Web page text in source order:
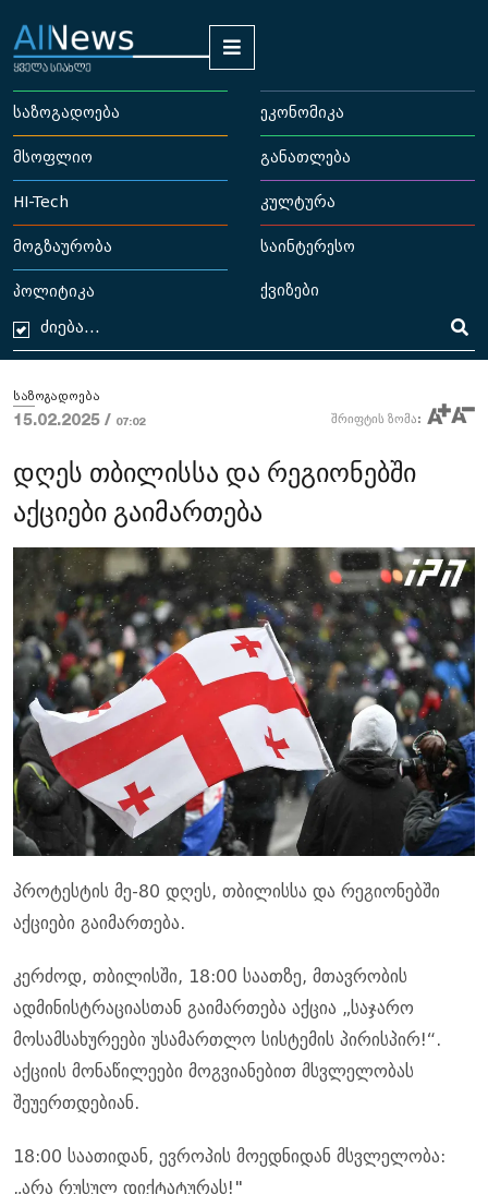
საზოგადოება ეკონომიკა
მსოფლიო განათლება
HI-Tech კულტურა
მოგზაურობა საინტერესო
პოლიტიკა ქვიზები
საზოგადოება
15.02.2025 / 07:02 შრიფტის ზომა:
დღეს თბილისსა და რეგიონებში
აქციები გაიმართება
პროტესტის მე-80 დღეს, თბილისსა და რეგიონებში
აქციები გაიმართება.
კერძოდ, თბილისში, 18:00 საათზე, მთავრობის
ადმინისტრაციასთან გაიმართება აქცია „საჯარო
მოსამსახურეები უსამართლო სისტემის პირისპირ!“.
აქციის მონაწილეები მოგვიანებით მსვლელობას
შეუერთდებიან.
18:00 საათიდან, ევროპის მოედნიდან მსვლელობა:
„არა რუსულ დიქტატურას!"